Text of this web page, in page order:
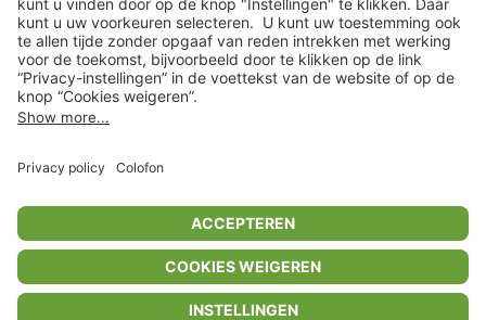
limango.de limango.pl
** Alle prijsopgaven zijn inclusief belasting en exclusief verzendkosten
ᵃ Bij een minimale bestelwaarde van €15.